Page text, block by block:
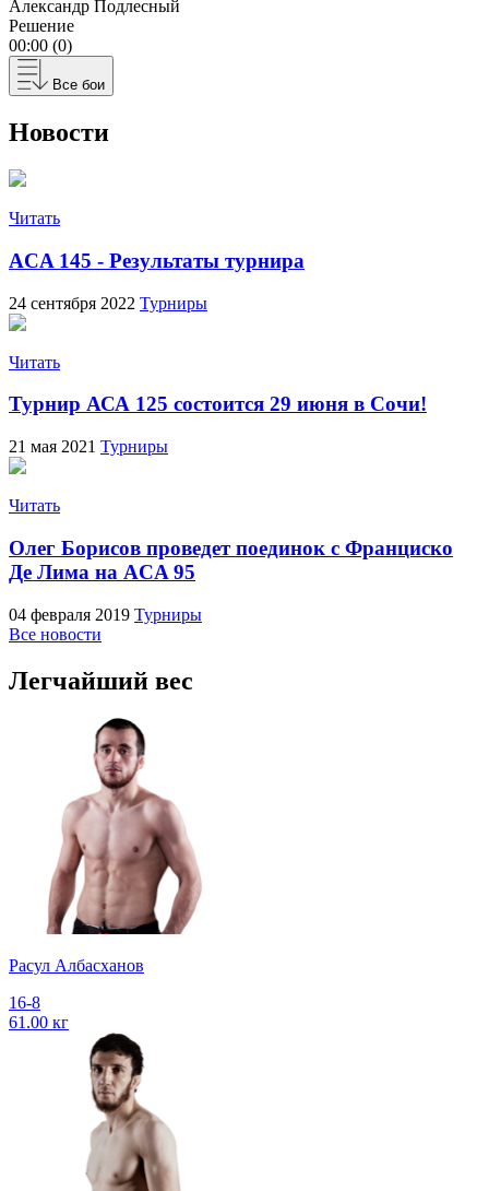
Александр Подлесный
Решение
00:00 (0)
Все бои
Новости
Читать
ACA 145 - Результаты турнира
24 сентября 2022 Турниры
Читать
Турнир АСА 125 состоится 29 июня в Сочи!
21 мая 2021 Турниры
Читать
Олег Борисов проведет поединок с Франциско
Де Лима на ACA 95
04 февраля 2019 Турниры
Все новости
Легчайший вес
Расул Албасханов
16-8
61.00 кг